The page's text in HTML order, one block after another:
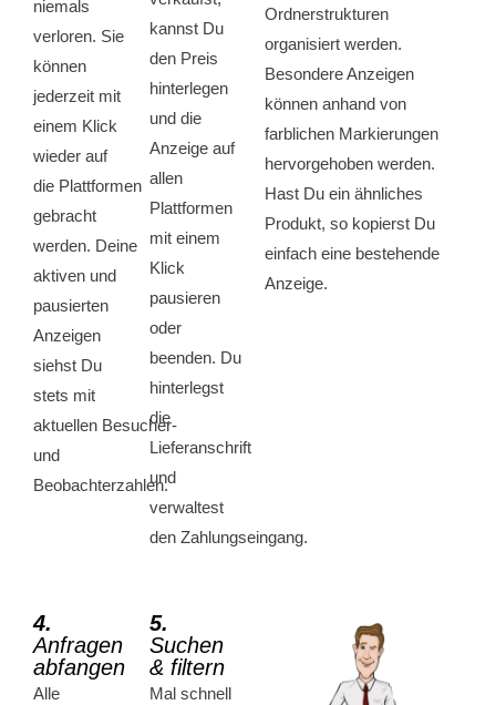
niemals
verloren. Sie
können
jederzeit mit
einem Klick
wieder auf
die Plattformen
gebracht
werden. Deine
aktiven und
pausierten
Anzeigen
siehst Du
stets mit
aktuellen Besucher-
und
Beobachterzahlen.
kannst Du
den Preis
hinterlegen
und die
Anzeige auf
allen
Plattformen
mit einem
Klick
pausieren
oder
beenden. Du
hinterlegst
die
Lieferanschrift
und
verwaltest
den Zahlungseingang.
Ordnerstrukturen
organisiert werden.
Besondere Anzeigen
können anhand von
farblichen Markierungen
hervorgehoben werden.
Hast Du ein ähnliches
Produkt, so kopierst Du
einfach eine bestehende
Anzeige.
4.
Anfragen
abfangen
Alle
5.
Suchen
& filtern
Mal schnell